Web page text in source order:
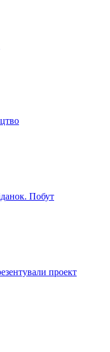
Побут
проект